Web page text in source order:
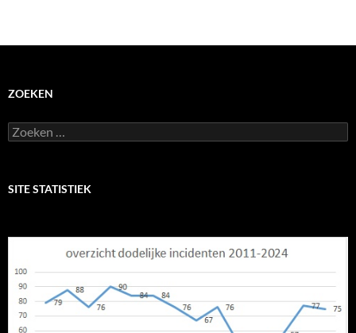
ZOEKEN
Zoeken
naar:
SITE STATISTIEK